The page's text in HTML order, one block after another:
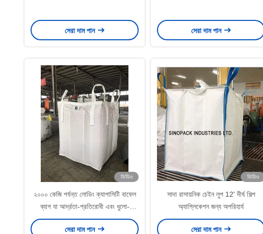
সেরা দাম পান সেরা দাম পান
ভিডিও
২০০০ কেজি পর্যন্ত লোডিং ক্যাপাসিটি বাফেল
ব্যাগ যা আর্দ্রতা-প্রতিরোধী এবং ধুলো-
প্রতিরোধী ডিজাইন
সেরা দাম পান
ভিডিও
সাদা রাসায়নিক চেইন লুপ 12' দীর্ঘ শিল্প
অ্যাপ্লিকেশন জন্য অপরিহার্য
সেরা দাম পান